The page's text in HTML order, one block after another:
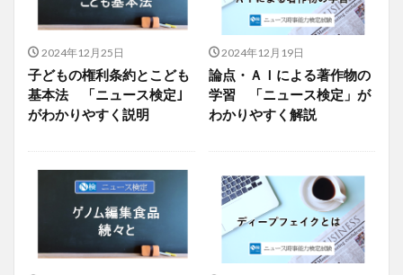
2024年12月25日
子どもの権利条約とこども
基本法 「ニュース検定｣
がわかりやすく説明
2024年12月19日
論点・ＡＩによる著作物の
学習 「ニュース検定」が
わかりやすく解説